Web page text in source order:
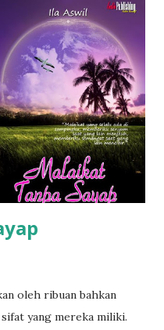
suara sangat tidak
Aku kadang tidak
aku berbicaraa begitu
tahu kalau aku salah,
Menceritakan
di pagi kemarin dan
lagi dan lagi kemarin.
dua kebodohanku. ...
oleh ribuan bahkan
sifat yang mereka miliki.